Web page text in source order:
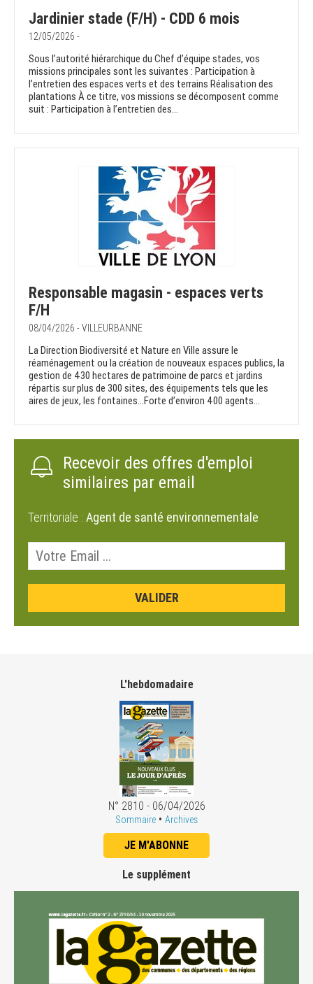
Jardinier stade (F/H) - CDD 6 mois
12/05/2026 -
Sous l’autorité hiérarchique du Chef d’équipe stades, vos
missions principales sont les suivantes : Participation à
l’entretien des espaces verts et des terrains Réalisation des
plantations À ce titre, vos missions se décomposent comme
suit : Participation à l’entretien des...
Responsable magasin - espaces verts
F/H
08/04/2026 - VILLEURBANNE
La Direction Biodiversité et Nature en Ville assure le
réaménagement ou la création de nouveaux espaces publics, la
gestion de 430 hectares de patrimoine de parcs et jardins
répartis sur plus de 300 sites, des équipements tels que les
aires de jeux, les fontaines…Forte d’environ 400 agents...
Recevoir des offres d'emploi
similaires par email
Territoriale : Agent de santé environnementale
L'hebdomadaire
N° 2810 - 06/04/2026
Sommaire • Archives
JE M'ABONNE
Le supplément